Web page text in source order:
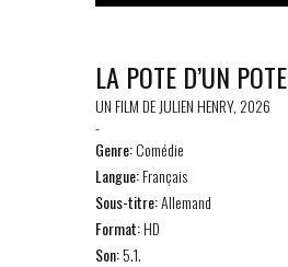
LA POTE D’UN POTE
UN FILM DE JULIEN HENRY, 2026
-
Genre:Comédie
Langue:Français
Sous-titre:Allemand
Format:HD
Son:5.1.